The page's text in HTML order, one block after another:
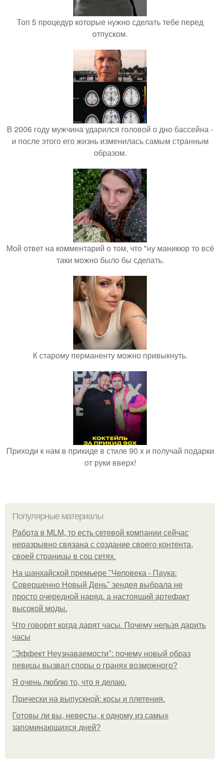
Топ 5 процедур которые нужно сделать тебе перед
отпуском.
В 2006 году мужчина ударился головой о дно бассейна -
и после этого его жизнь изменилась самым странным
образом.
Мой ответ на комментарий о том, что "ну маникюр то всё
таки можно было бы сделать.
К старому перманенту можно привыкнуть.
Приходи к нам в прикиде в стиле 90 х и получай подарки
от руки вверх!
Популярные материалы
Работа в MLM, то есть сетевой компании сейчас
неразрывно связана с создание своего контента,
своей страницы в соц сетях.
На шанхайской премьере "Человека - Паука:
Совершенно Новый День" зендея выбрала не
просто очередной наряд, а настоящий артефакт
высокой моды.
Что говорят когда дарят часы. Почему нельзя дарить
часы
"Эффект Неузнаваемости": почему новый образ
певицы вызвал споры о гранях возможного?
Я очень люблю то, что я делаю.
Прически на выпускной: косы и плетения.
Готовы ли вы, невесты, к одному из самых
запоминающихся дней?